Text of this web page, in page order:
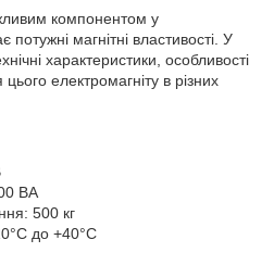
компонентом у
магнітні властивості. У
характеристики, особливості
цього електромагніту в різних
ВА
500 кг
до +40°C